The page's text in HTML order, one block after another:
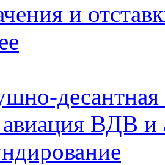
и
десантная
ВДВ и